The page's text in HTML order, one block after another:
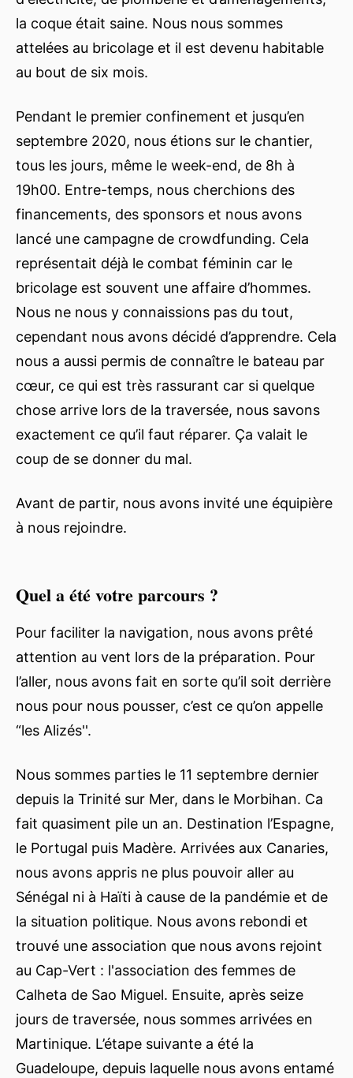
la coque était saine. Nous nous sommes
attelées au bricolage et il est devenu habitable
au bout de six mois.
Pendant le premier confinement et jusqu’en
septembre 2020, nous étions sur le chantier,
tous les jours, même le week-end, de 8h à
19h00. Entre-temps, nous cherchions des
financements, des sponsors et nous avons
lancé une campagne de crowdfunding. Cela
représentait déjà le combat féminin car le
bricolage est souvent une affaire d’hommes.
Nous ne nous y connaissions pas du tout,
cependant nous avons décidé d’apprendre. Cela
nous a aussi permis de connaître le bateau par
cœur, ce qui est très rassurant car si quelque
chose arrive lors de la traversée, nous savons
exactement ce qu’il faut réparer. Ça valait le
coup de se donner du mal.
Avant de partir, nous avons invité une équipière
à nous rejoindre.
Quel a été votre parcours ?
Pour faciliter la navigation, nous avons prêté
attention au vent lors de la préparation. Pour
l’aller, nous avons fait en sorte qu’il soit derrière
nous pour nous pousser, c’est ce qu’on appelle
“les Alizés''.
Nous sommes parties le 11 septembre dernier
depuis la Trinité sur Mer, dans le Morbihan. Ca
fait quasiment pile un an. Destination l’Espagne,
le Portugal puis Madère. Arrivées aux Canaries,
nous avons appris ne plus pouvoir aller au
Sénégal ni à Haïti à cause de la pandémie et de
la situation politique. Nous avons rebondi et
trouvé une association que nous avons rejoint
au Cap-Vert : l'association des femmes de
Calheta de Sao Miguel. Ensuite, après seize
jours de traversée, nous sommes arrivées en
Martinique. L’étape suivante a été la
Guadeloupe, depuis laquelle nous avons entamé